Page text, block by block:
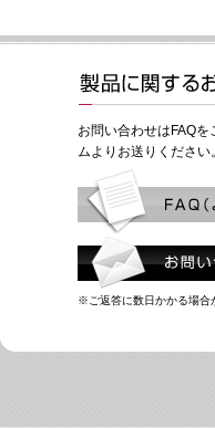
お問い合わせはFAQ
ムよりお送りください。
※ご返答に数日かかる場合